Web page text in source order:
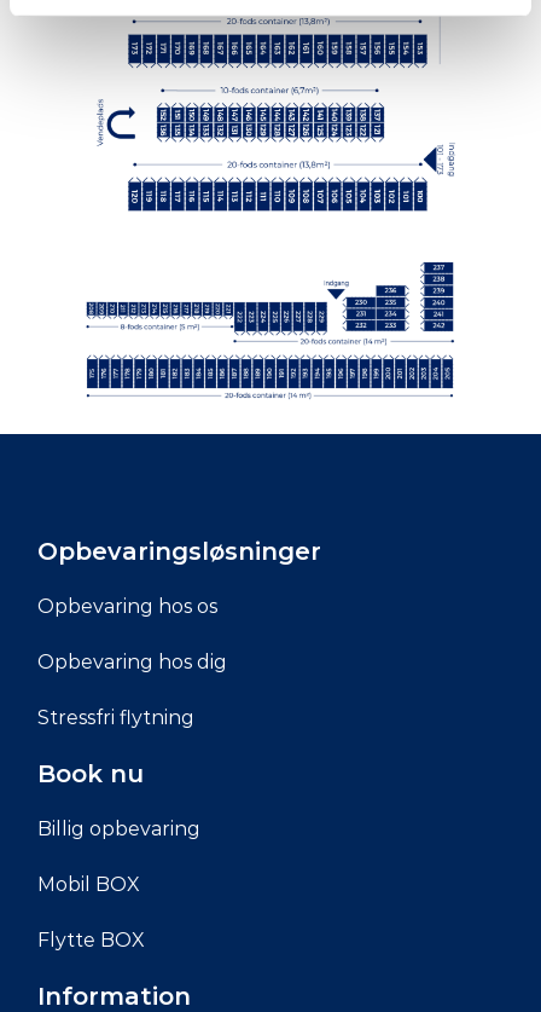
Opbevaringsløsninger
Opbevaring hos os
Opbevaring hos dig
Stressfri flytning
Book nu
Billig opbevaring
Mobil BOX
Flytte BOX
Information